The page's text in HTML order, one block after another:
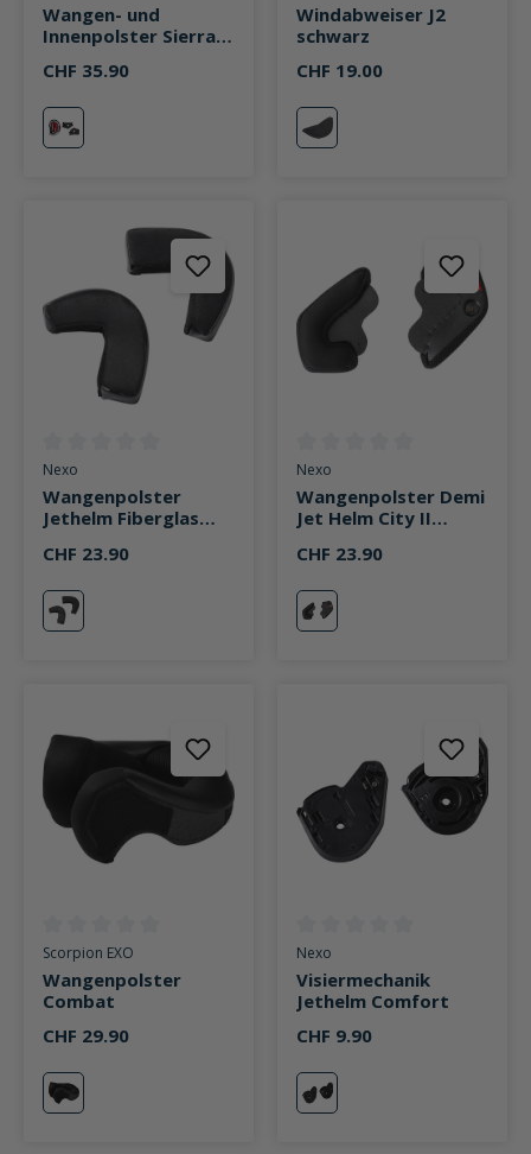
Wangen- und
Innenpolster Sierra
schwarz
CHF 35.90
schwarz
Windabweiser J2
schwarz
CHF 19.00
schwarz
Durchschnittliche Bewertung von 0 von 5 Sternen
Nexo
Wangenpolster
Jethelm Fiberglas
CHF 23.90
schwarz
Durchschnittliche Bewertung
Nexo
Wangenpolster Demi
Jet Helm City II
CHF 23.90
schwarz
Durchschnittliche Bewertung von 0 von 5 Sternen
Scorpion EXO
Wangenpolster
Combat
CHF 29.90
neutral
Durchschnittliche Bewertung
Nexo
Visiermechanik
Jethelm Comfort
CHF 9.90
neutral